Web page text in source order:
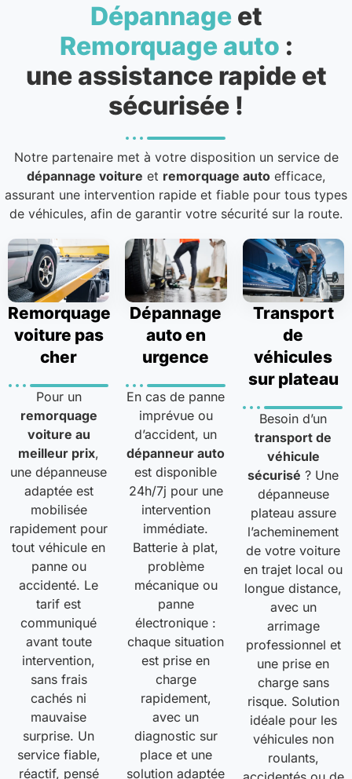
Dépannageet
Remorquage auto :
une assistance rapide et
sécurisée !
Notre partenaire met à votre disposition un service de
dépannage voiture et remorquage auto efficace,
assurant une intervention rapide et fiable pour tous types
de véhicules, afin de garantir votre sécurité sur la route.
Remorquage
voiture pas
cher
Pour un
remorquage
voiture au
meilleur prix,
une dépanneuse
adaptée est
mobilisée
rapidement pour
tout véhicule en
panne ou
accidenté. Le
tarif est
communiqué
avant toute
intervention,
sans frais
cachés ni
mauvaise
surprise. Un
service fiable,
réactif, pensé
Dépannage
auto en
urgence
En cas de panne
imprévue ou
d’accident, un
dépanneur auto
est disponible
24h/7j pour une
intervention
immédiate.
Batterie à plat,
problème
mécanique ou
panne
électronique :
chaque situation
est prise en
charge
rapidement,
avec un
diagnostic sur
place et une
solution adaptée
Transport
de
véhicules
sur plateau
Besoin d’un
transport de
véhicule
sécurisé ? Une
dépanneuse
plateau assure
l’acheminement
de votre voiture
en trajet local ou
longue distance,
avec un
arrimage
professionnel et
une prise en
charge sans
risque. Solution
idéale pour les
véhicules non
roulants,